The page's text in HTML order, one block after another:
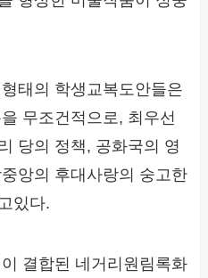
태의 학생교복도안들은
무조건적으로, 최우선
당의 정책, 공화국의 영
앙의 후대사랑의 숭고한
있다.
결합된 네거리원림록화